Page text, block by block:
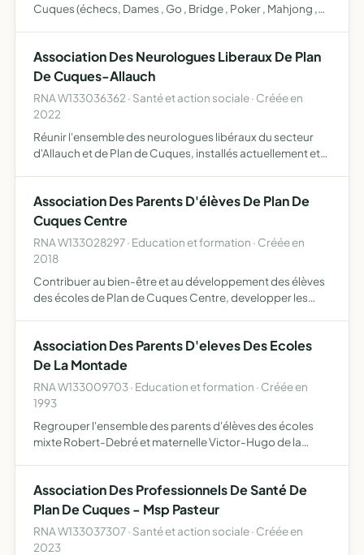
Cuques (échecs, Dames , Go , Bridge , Poker , Mahjong ,
Association Des Neurologues Liberaux De Plan
De Cuques-Allauch
RNA W133036362 · Santé et action sociale · Créée en
2022
Réunir l'ensemble des neurologues libéraux du secteur
d'Allauch et de Plan de Cuques, installés actuellement et
Association Des Parents D'élèves De Plan De
Cuques Centre
RNA W133028297 · Education et formation · Créée en
2018
Contribuer au bien-être et au développement des élèves
des écoles de Plan de Cuques Centre, developper les
Association Des Parents D'eleves Des Ecoles
De La Montade
RNA W133009703 · Education et formation · Créée en
1993
Regrouper l'ensemble des parents d'élèves des écoles
mixte Robert-Debré et maternelle Victor-Hugo de la
na…
Association Des Professionnels De Santé De
Plan De Cuques - Msp Pasteur
RNA W133037307 · Santé et action sociale · Créée en
2023